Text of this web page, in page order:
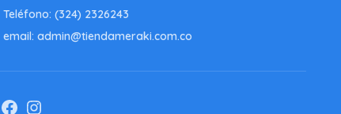
Teléfono: (324) 2326243
email: admin@tiendameraki.com.co